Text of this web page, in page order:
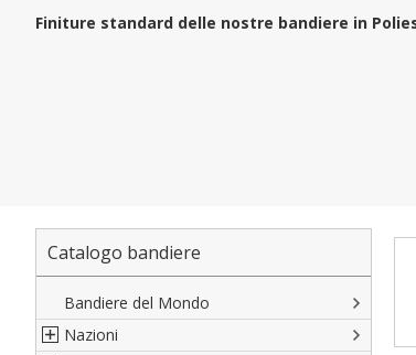
Finiture standard delle nostre bandiere in
Catalogo bandiere
Bandiere del Mondo
Nazioni